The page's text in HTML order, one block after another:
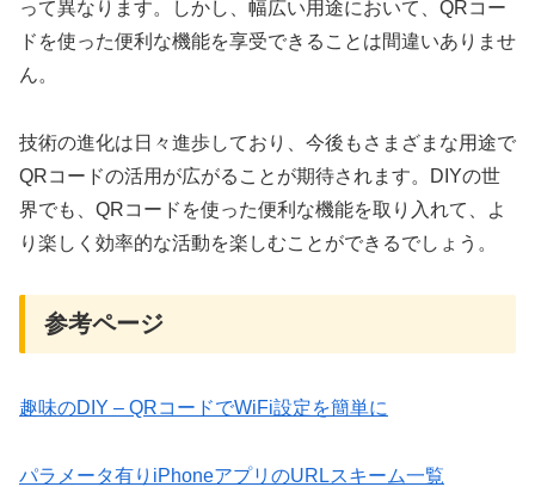
って異なります。しかし、幅広い用途において、QRコー
ドを使った便利な機能を享受できることは間違いありませ
ん。
技術の進化は日々進歩しており、今後もさまざまな用途で
QRコードの活用が広がることが期待されます。DIYの世
界でも、QRコードを使った便利な機能を取り入れて、よ
り楽しく効率的な活動を楽しむことができるでしょう。
参考ページ
趣味のDIY – QRコードでWiFi設定を簡単に
パラメータ有りiPhoneアプリのURLスキーム一覧